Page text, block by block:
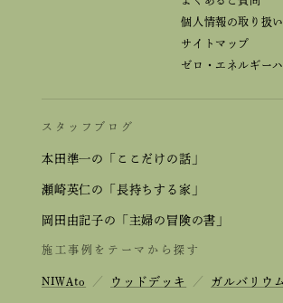
個人情報の取り扱い
サイトマップ
ゼロ・エネルギー
スタッフブログ
本田準一の「ここだけの話」
瀬崎英仁の「長持ちする家」
岡田由記子の「主婦の冒険の書」
施工事例をテーマから探す
NIWAto ／ ウッドデッキ ／ ガルバリウ